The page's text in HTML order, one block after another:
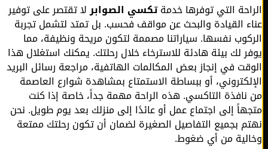
التي توفرها خدمةتكسي الصوابرلا تقتصر على توفير
القيادة والبحث عن مواقف فحسب. بل تمتد لتشمل تجربة
نفسها. سياراتنا مصممة لتكون مريحة ونظيفة، مما
لك بيئة هادئة للاسترخاء خلال رحلتك. يمكنك استغلال هذا
في إنجاز بعض المكالمات الهاتفية، مراجعة رسائل البريد
أو ببساطة الاستمتاع بمشاهدة شوارع العاصمة
التاكسي. هذه الراحة مهمة جداً، خاصة إذا كنت
إلى اجتماع عمل أو عائدًا إلى منزلك بعد يوم طويل. نحن
بجميع التفاصيل الصغيرة لضمان أن تكون رحلتك ممتعة
من أي ضغوط.